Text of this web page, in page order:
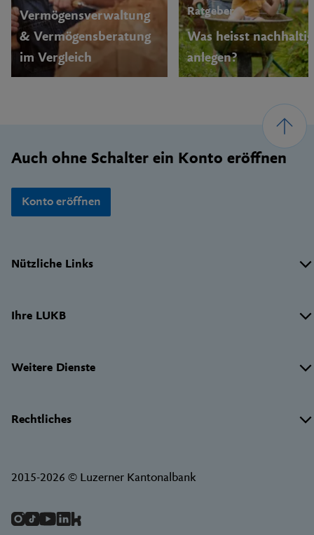
Vermögensverwaltung
& Vermögensberatung
im Vergleich
Ratgeber
Was heisst nachhaltig
anlegen?
Auch ohne Schalter ein Konto eröffnen
Konto eröffnen
Nützliche Links
Ihre LUKB
Weitere Dienste
Rechtliches
2015-2026 © Luzerner Kantonalbank